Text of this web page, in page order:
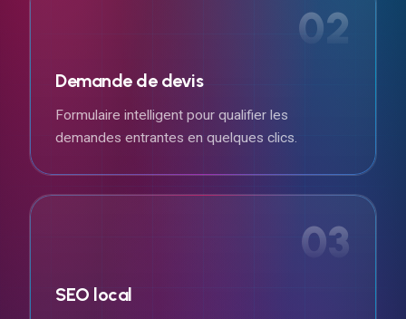
02
Demande de devis
Formulaire intelligent pour qualifier les
demandes entrantes en quelques clics.
03
SEO local